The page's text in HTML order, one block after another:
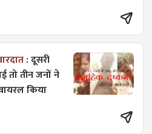
:दूसरी
तो तीन जनों ने
किया